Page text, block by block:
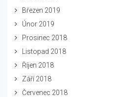
Březen 2019
Únor 2019
Prosinec 2018
Listopad 2018
Říjen 2018
Září 2018
Červenec 2018